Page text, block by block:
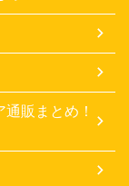
販まとめ！